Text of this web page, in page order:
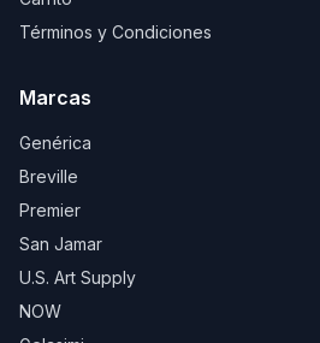
Términos y Condiciones
Marcas
Genérica
Breville
Premier
San Jamar
U.S. Art Supply
NOW